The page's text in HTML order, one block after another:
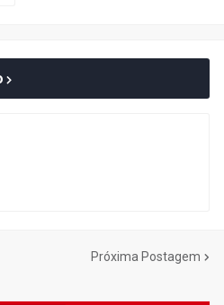
Próxima Postagem